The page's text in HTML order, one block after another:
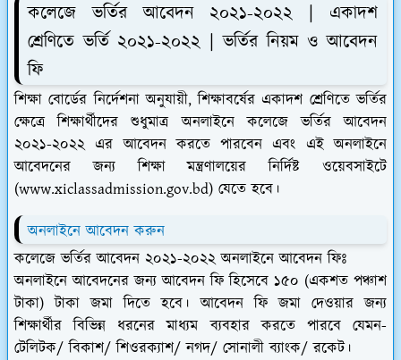
কলেজে ভর্তির আবেদন ২০২১-২০২২ | একাদশ
শ্রেণিতে ভর্তি ২০২১-২০২২ | ভর্তির নিয়ম ও আবেদন
ফি
শিক্ষা বোর্ডের নির্দেশনা অনুযায়ী, শিক্ষাবর্ষের একাদশ শ্রেণিতে ভর্তির
ক্ষেত্রে শিক্ষার্থীদের শুধুমাত্র অনলাইনে কলেজে ভর্তির আবেদন
২০২১-২০২২ এর আবেদন করতে পারবেন এবং এই অনলাইনে
আবেদনের জন্য শিক্ষা মন্ত্রণালয়ের নির্দিষ্ট ওয়েবসাইটে
(www.xiclassadmission.gov.bd) যেতে হবে।
অনলাইনে আবেদন করুন
কলেজে ভর্তির আবেদন ২০২১-২০২২ অনলাইনে আবেদন ফিঃ
অনলাইনে আবেদনের জন্য আবেদন ফি হিসেবে ১৫০ (একশত পঞ্চাশ
টাকা) টাকা জমা দিতে হবে। আবেদন ফি জমা দেওয়ার জন্য
শিক্ষার্থীর বিভিন্ন ধরনের মাধ্যম ব্যবহার করতে পারবে যেমন-
টেলিটক/ বিকাশ/ শিওরক্যাশ/ নগদ/ সােনালী ব্যাংক/ রকেট।